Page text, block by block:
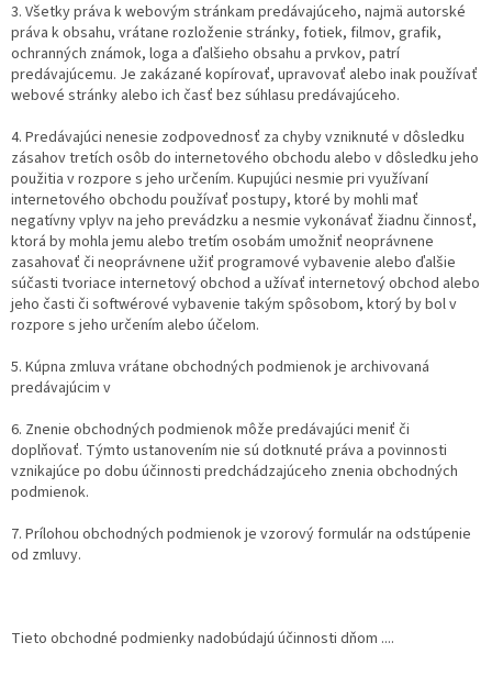
3. Všetky práva k webovým stránkam predávajúceho, najmä autorské
práva k obsahu, vrátane rozloženie stránky, fotiek, filmov, grafik,
ochranných známok, loga a ďalšieho obsahu a prvkov, patrí
predávajúcemu. Je zakázané kopírovať, upravovať alebo inak používať
webové stránky alebo ich časť bez súhlasu predávajúceho.
4. Predávajúci nenesie zodpovednosť za chyby vzniknuté v dôsledku
zásahov tretích osôb do internetového obchodu alebo v dôsledku jeho
použitia v rozpore s jeho určením. Kupujúci nesmie pri využívaní
internetového obchodu používať postupy, ktoré by mohli mať
negatívny vplyv na jeho prevádzku a nesmie vykonávať žiadnu činnosť,
ktorá by mohla jemu alebo tretím osobám umožniť neoprávnene
zasahovať či neoprávnene užiť programové vybavenie alebo ďalšie
súčasti tvoriace internetový obchod a užívať internetový obchod alebo
jeho časti či softwérové vybavenie takým spôsobom, ktorý by bol v
rozpore s jeho určením alebo účelom.
5. Kúpna zmluva vrátane obchodných podmienok je archivovaná
predávajúcim v
6. Znenie obchodných podmienok môže predávajúci meniť či
doplňovať. Týmto ustanovením nie sú dotknuté práva a povinnosti
vznikajúce po dobu účinnosti predchádzajúceho znenia obchodných
podmienok.
7. Prílohou obchodných podmienok je vzorový formulár na odstúpenie
od zmluvy.
Tieto obchodné podmienky nadobúdajú účinnosti dňom ....